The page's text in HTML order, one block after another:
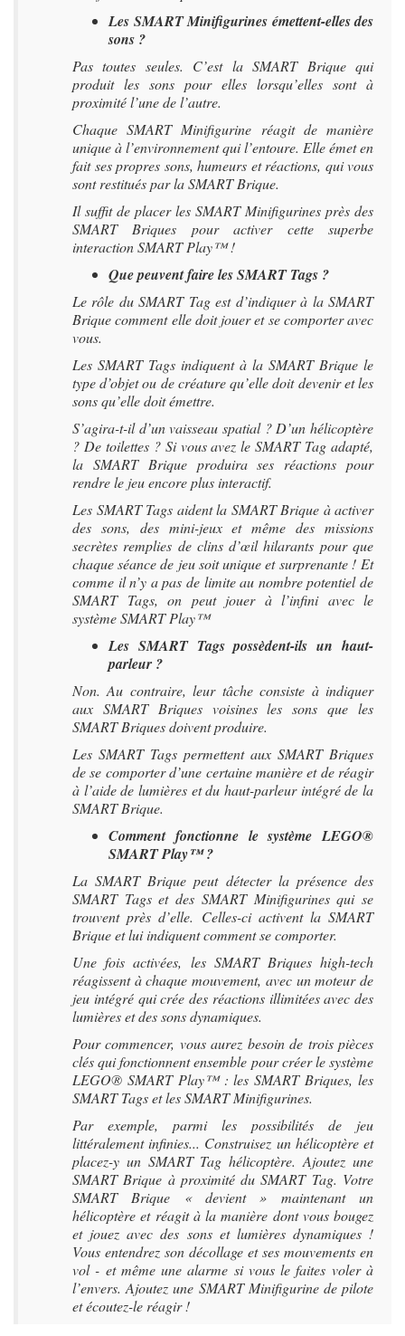
Les SMART Minifigurines émettent-elles des
sons ?
Pas toutes seules. C’est la SMART Brique qui
produit les sons pour elles lorsqu’elles sont à
proximité l’une de l’autre.
Chaque SMART Minifigurine réagit de manière
unique à l’environnement qui l’entoure. Elle émet en
fait ses propres sons, humeurs et réactions, qui vous
sont restitués par la SMART Brique.
Il suffit de placer les SMART Minifigurines près des
SMART Briques pour activer cette superbe
interaction SMART Play™ !
Que peuvent faire les SMART Tags ?
Le rôle du SMART Tag est d’indiquer à la SMART
Brique comment elle doit jouer et se comporter avec
vous.
Les SMART Tags indiquent à la SMART Brique le
type d’objet ou de créature qu’elle doit devenir et les
sons qu’elle doit émettre.
S’agira-t-il d’un vaisseau spatial ? D’un hélicoptère
? De toilettes ? Si vous avez le SMART Tag adapté,
la SMART Brique produira ses réactions pour
rendre le jeu encore plus interactif.
Les SMART Tags aident la SMART Brique à activer
des sons, des mini-jeux et même des missions
secrètes remplies de clins d’œil hilarants pour que
chaque séance de jeu soit unique et surprenante ! Et
comme il n’y a pas de limite au nombre potentiel de
SMART Tags, on peut jouer à l’infini avec le
système SMART Play™
Les SMART Tags possèdent-ils un haut-
parleur ?
Non. Au contraire, leur tâche consiste à indiquer
aux SMART Briques voisines les sons que les
SMART Briques doivent produire.
Les SMART Tags permettent aux SMART Briques
de se comporter d’une certaine manière et de réagir
à l’aide de lumières et du haut-parleur intégré de la
SMART Brique.
Comment fonctionne le système LEGO®
SMART Play™ ?
La SMART Brique peut détecter la présence des
SMART Tags et des SMART Minifigurines qui se
trouvent près d’elle. Celles-ci activent la SMART
Brique et lui indiquent comment se comporter.
Une fois activées, les SMART Briques high-tech
réagissent à chaque mouvement, avec un moteur de
jeu intégré qui crée des réactions illimitées avec des
lumières et des sons dynamiques.
Pour commencer, vous aurez besoin de trois pièces
clés qui fonctionnent ensemble pour créer le système
LEGO® SMART Play™ : les SMART Briques, les
SMART Tags et les SMART Minifigurines.
Par exemple, parmi les possibilités de jeu
littéralement infinies... Construisez un hélicoptère et
placez-y un SMART Tag hélicoptère. Ajoutez une
SMART Brique à proximité du SMART Tag. Votre
SMART Brique « devient » maintenant un
hélicoptère et réagit à la manière dont vous bougez
et jouez avec des sons et lumières dynamiques !
Vous entendrez son décollage et ses mouvements en
vol - et même une alarme si vous le faites voler à
l’envers. Ajoutez une SMART Minifigurine de pilote
et écoutez-le réagir !